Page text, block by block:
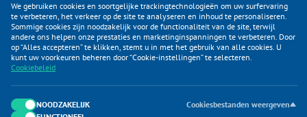
KLANTENSERVICE
CATEGORIEËN
DUIJVELAAR E-COMMERCE
We gebruiken cookies en soortgelijke trackingtechnologieën om uw surfervaring
te verbeteren, het verkeer op de site te analyseren en inhoud te personaliseren.
Sommige cookies zijn noodzakelijk voor de functionaliteit van de site, terwijl
andere ons helpen onze prestaties en marketinginspanningen te verbeteren. Door
op “Alles accepteren” te klikken, stemt u in met het gebruik van alle cookies. U
kunt uw voorkeuren beheren door “Cookie-instellingen” te selecteren.
Cookiebeleid
NOODZAKELIJK
Cookiesbestanden weergeven